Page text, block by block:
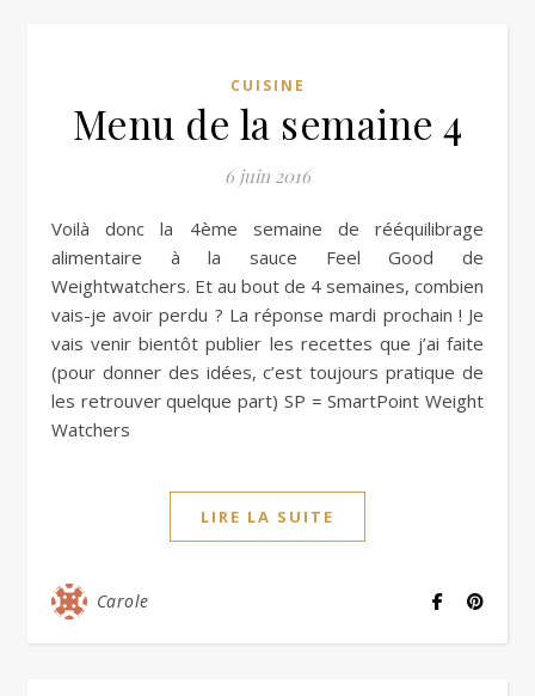
CUISINE
Menu de la semaine 4
6 juin 2016
Voilà donc la 4ème semaine de rééquilibrage
alimentaire à la sauce Feel Good de
Weightwatchers. Et au bout de 4 semaines, combien
vais-je avoir perdu ? La réponse mardi prochain ! Je
vais venir bientôt publier les recettes que j’ai faite
(pour donner des idées, c’est toujours pratique de
les retrouver quelque part) SP = SmartPoint Weight
Watchers
LIRE LA SUITE
Carole